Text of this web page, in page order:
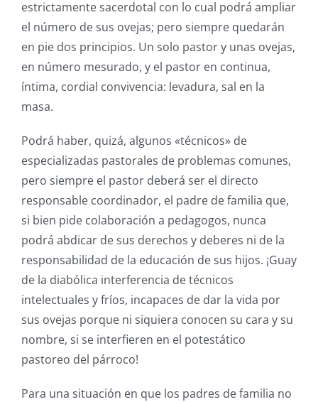
estrictamente sacerdotal con lo cual podrá ampliar
el número de sus ovejas; pero siempre quedarán
en pie dos principios. Un solo pastor y unas ovejas,
en número mesurado, y el pastor en continua,
íntima, cordial convivencia: levadura, sal en la
masa.
Podrá haber, quizá, algunos «técnicos» de
especializadas pastorales de problemas comunes,
pero siempre el pastor deberá ser el directo
responsable coordinador, el padre de familia que,
si bien pide colaboración a pedagogos, nunca
podrá abdicar de sus derechos y deberes ni de la
responsabilidad de la educación de sus hijos. ¡Guay
de la diabólica interferencia de técnicos
intelectuales y fríos, incapaces de dar la vida por
sus ovejas porque ni siquiera conocen su cara y su
nombre, si se interfieren en el potestático
pastoreo del párroco!
Para una situación en que los padres de familia no